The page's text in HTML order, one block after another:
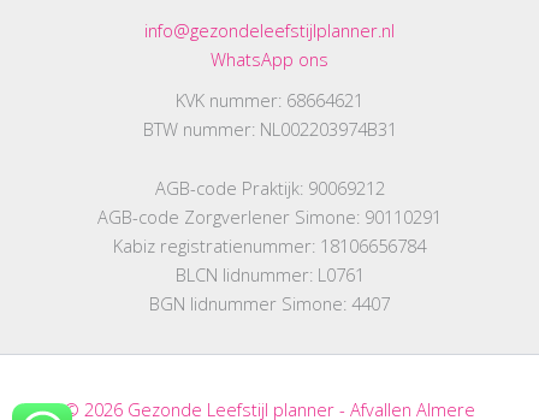
info@gezondeleefstijlplanner.nl
WhatsApp ons
KVK nummer: 68664621
BTW nummer: NL002203974B31
AGB-code Praktijk: 90069212
AGB-code Zorgverlener Simone: 90110291
Kabiz registratienummer: 18106656784
BLCN lidnummer: L0761
BGN lidnummer Simone: 4407
© 2026 Gezonde Leefstijl planner - Afvallen Almere